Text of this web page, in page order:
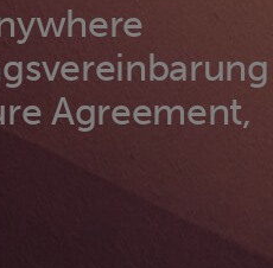
Agreement,